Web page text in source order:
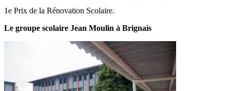
1e Prix de la Rénovation Scolaire.
Le groupe scolaire Jean Moulin à Brignais